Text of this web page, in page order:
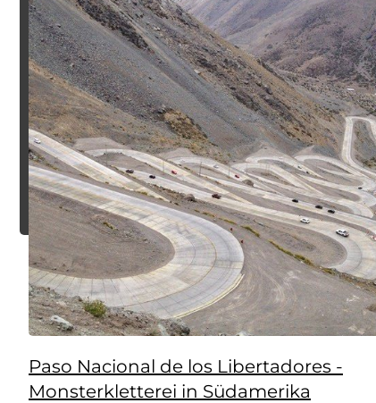
Paso Nacional de los Libertadores -
Monsterkletterei in Südamerika